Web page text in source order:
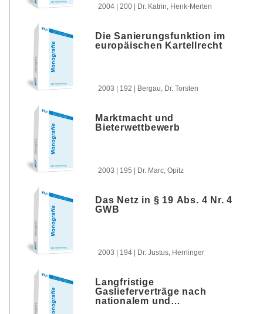
2004 | 200 | Dr. Katrin, Henk-Merten
Die Sanierungsfunktion im
europäischen Kartellrecht
2003 | 192 | Bergau, Dr. Torsten
Marktmacht und
Bieterwettbewerb
2003 | 195 | Dr. Marc, Opitz
Das Netz in § 19 Abs. 4 Nr. 4
GWB
2003 | 194 | Dr. Justus, Herrlinger
Langfristige
Gaslieferverträge nach
nationalem und